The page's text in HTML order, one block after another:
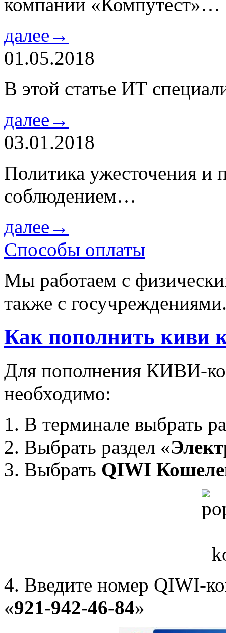
далее→
01.05.2018
В этой статье ИТ
далее→
03.01.2018
Политика ужесточения и
соблюдением…
далее→
Способы оплаты
Мы работаем с
также с
Как пополнить киви
Для пополнения КИВИ-
необходимо:
1. В терминале выбрать
2. Выбрать раздел «
3. Выбрать QIWI
4. Введите номер QIWI-
«921-942-46-84»